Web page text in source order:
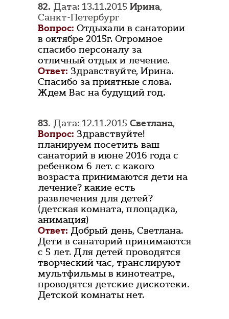
82. Дата: 13.11.2015 Ирина,
Санкт-Петербург
Вопрос: Отдыхали в санатории
в октябре 2015г. Огромное
спасибо персоналу за
отличный отдых и лечение.
Ответ: Здравствуйте, Ирина.
Спасибо за приятные слова.
Ждем Вас на будущий год.
83. Дата: 12.11.2015 Светлана,
Вопрос: Здравствуйте!
планируем посетить ваш
санаторий в июне 2016 года с
ребенком 6 лет. с какого
возраста принимаются дети на
лечение? какие есть
развлечения для детей?
(детская комната, площадка,
анимация)
Ответ: Добрый день, Светлана.
Дети в санаторий принимаются
с 5 лет. Для детей проводятся
творческий час, транслируют
мультфильмы в кинотеатре.,
проводятся детские дискотеки.
Детской комнаты нет.